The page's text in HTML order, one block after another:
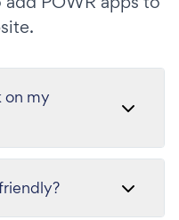
on my